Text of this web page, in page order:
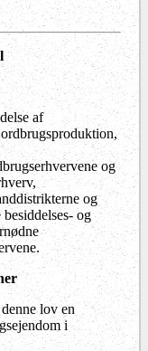
af
og
og
og
lov en
i